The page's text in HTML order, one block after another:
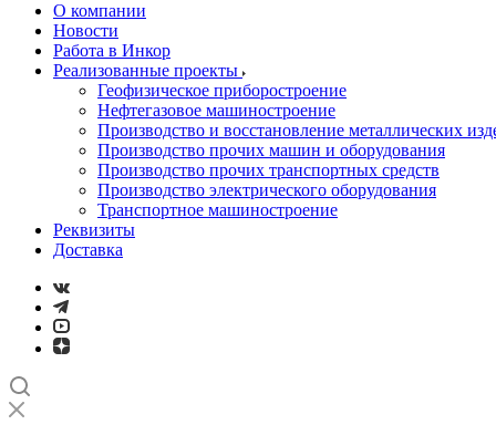
О компании
Новости
Работа в Инкор
Реализованные проекты
Геофизическое приборостроение
Нефтегазовое машиностроение
Производство и восстановление металлических
Производство прочих машин и оборудования
Производство прочих транспортных средств
Производство электрического оборудования
Транспортное машиностроение
Реквизиты
Доставка